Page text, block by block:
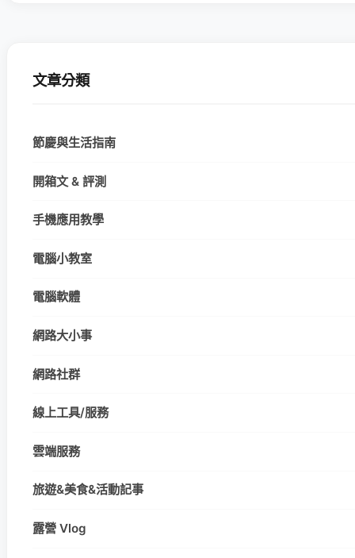
文章分類
節慶與生活指南
開箱文 & 評測
手機應用教學
電腦小教室
電腦軟體
網路大小事
網路社群
線上工具/服務
雲端服務
旅遊&美食&活動記事
露營 Vlog